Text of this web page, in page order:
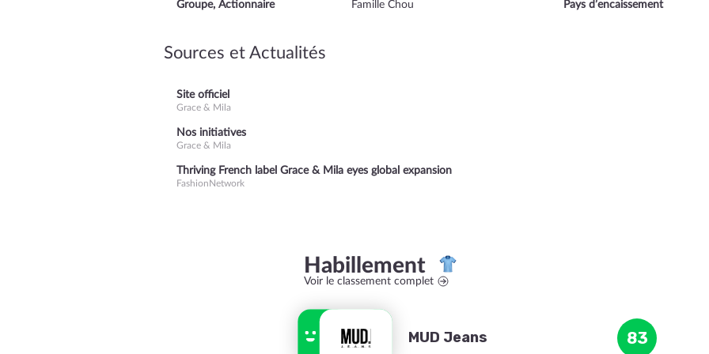
Groupe, Actionnaire Famille Chou Pays d’encaissement
Sources et Actualités
Site officiel
Grace & Mila
Nos initiatives
Grace & Mila
Thriving French label Grace & Mila eyes global expansion
FashionNetwork
Habillement
Voir le classement complet
MUD Jeans 83